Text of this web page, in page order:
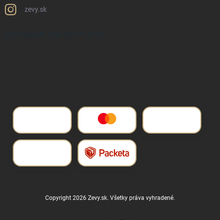
zevy.sk
Copyright 2026 Zevy.sk. Všetky práva vyhradené.